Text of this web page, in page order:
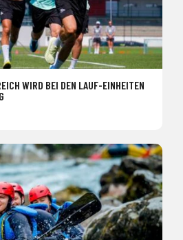
WIRD BEI DEN LAUF-EINHEITEN